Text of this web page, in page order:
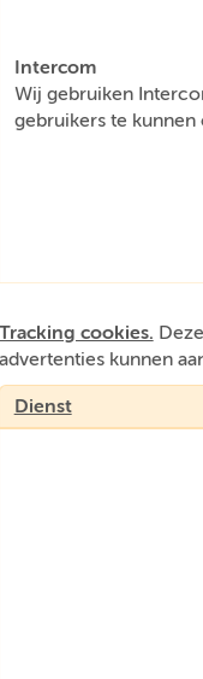
Intercom
Wij gebruiken
gebruikers te kunnen
Tracking cookies.
advertenties kunnen
Dienst